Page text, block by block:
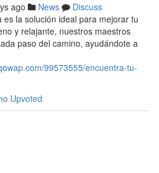
ago News
Discuss
es la solución ideal para mejorar tu
y relajante, nuestros maestros
paso del camino, ayudándote a
99573555/encuentra-tu-
Upvoted